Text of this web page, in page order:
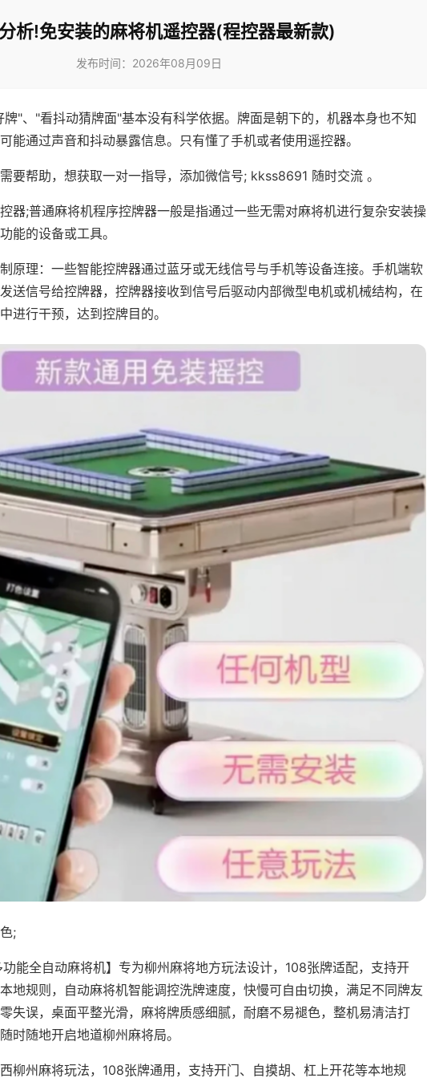
析!免安装的麻将机遥控器(程控器最新款)
发布时间：2026年08月09日
牌"、"看抖动猜牌面"基本没有科学依据。牌面是朝下的，机器本身也不知
能通过声音和抖动暴露信息。只有懂了手机或者使用遥控器。
要帮助，想获取一对一指导，添加微信号; kkss8691 随时交流 。
器;普通麻将机程序控牌器一般是指通过一些无需对麻将机进行复杂安装操
能的设备或工具。
原理：一些智能控牌器通过蓝牙或无线信号与手机等设备连接。手机端软
送信号给控牌器，控牌器接收到信号后驱动内部微型电机或机械结构，在
进行干预，达到控牌目的。
;
功能全自动麻将机】专为柳州麻将地方玩法设计，108张牌适配，支持开
地规则，自动麻将机智能调控洗牌速度，快慢可自由切换，满足不同牌友
失误，桌面平整光滑，麻将牌质感细腻，耐磨不易褪色，整机易清洁打
时随地开启地道柳州麻将局。
柳州麻将玩法，108张牌通用，支持开门、自摸胡、杠上开花等本地规